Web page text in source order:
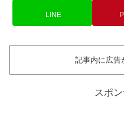
LINE
記事内に広告
スポ